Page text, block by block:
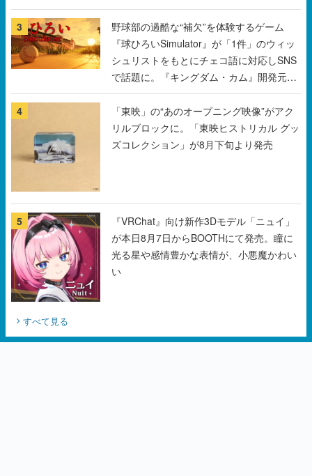
シュリストをもとにチェコ語に対応しSNS
で話題に。『キングダム・カム』開発元や
チェコのプロ野球選手から称賛の声
4
「東映」の“あのオープニング映像”がアク
リルブロックに。「東映ヒストリカル グッ
ズコレクション」が8月下旬より発売
光る星や感情豊かな表情が、小悪魔かわい
い
すべて見る